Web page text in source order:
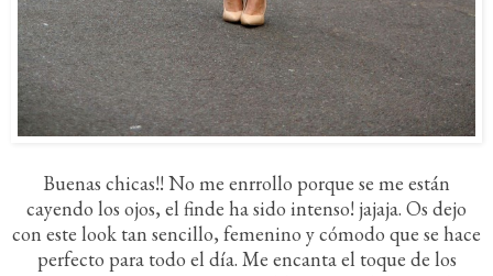
Buenas chicas!! No me enrrollo porque se me están
cayendo los ojos, el finde ha sido intenso! jajaja. Os dejo
con este look tan sencillo, femenino y cómodo que se hace
perfecto para todo el día. Me encanta el toque de los